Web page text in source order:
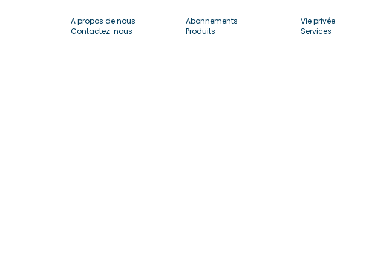
A propos de nous
Contactez-nous
Abonnements
Produits
Vie privée
Services